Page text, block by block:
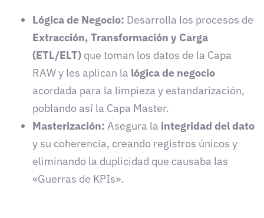
Lógica de Negocio: Desarrolla los procesos de
Extracción, Transformación y Carga
(ETL/ELT) que toman los datos de la Capa
RAW y les aplican la lógica de negocio
acordada para la limpieza y estandarización,
poblando así la Capa Master.
Masterización: Asegura la integridad del dato
y su coherencia, creando registros únicos y
eliminando la duplicidad que causaba las
«Guerras de KPIs».